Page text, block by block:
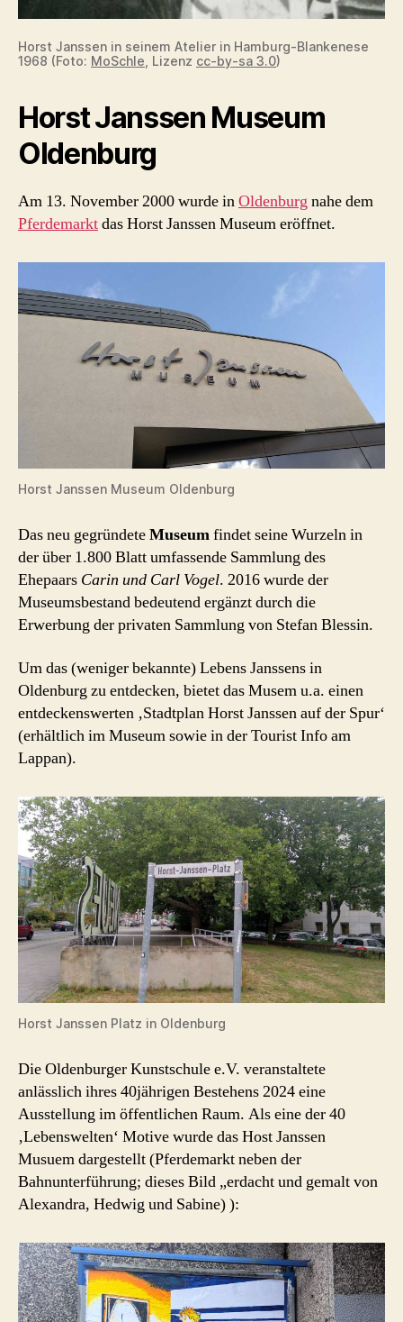
Horst Janssen in seinem Atelier in Hamburg-Blankenese
1968 (Foto: MoSchle , Lizenz cc-by-sa 3.0)
Horst Janssen Museum
Oldenburg
Am 13. November 2000 wurde inOldenburgnahe dem
Pferdemarktdas Horst Janssen Museum eröffnet.
Horst Janssen Museum Oldenburg
Das neu gegründeteMuseumfindet seine Wurzeln in
der über 1.800 Blatt umfassende Sammlung des
Ehepaars Carin und Carl Vogel. 2016 wurde der
Museumsbestand bedeutend ergänzt durch die
Erwerbung der privaten Sammlung von Stefan Blessin.
Um das (weniger bekannte) Lebens Janssens in
Oldenburg zu entdecken, bietet das Musem u.a. einen
entdeckenswerten ‚Stadtplan Horst Janssen auf der Spur‘
(erhältlich im Museum sowie in der Tourist Info am
Lappan).
Horst Janssen Platz in Oldenburg
Die Oldenburger Kunstschule e.V. veranstaltete
anlässlich ihres 40jährigen Bestehens 2024 eine
Ausstellung im öffentlichen Raum. Als eine der 40
‚Lebenswelten‘ Motive wurde das Host Janssen
Musuem dargestellt (Pferdemarkt neben der
Bahnunterführung; dieses Bild „erdacht und gemalt von
Alexandra, Hedwig und Sabine) ):